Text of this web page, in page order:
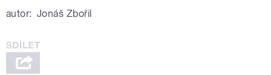
autor: Jonáš Zbořil